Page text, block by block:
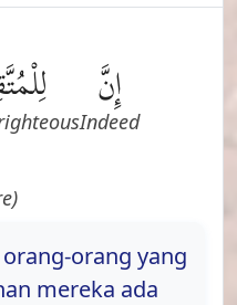
إِنَّ
Indeed
(are) Gardens
orang yang
mereka ada